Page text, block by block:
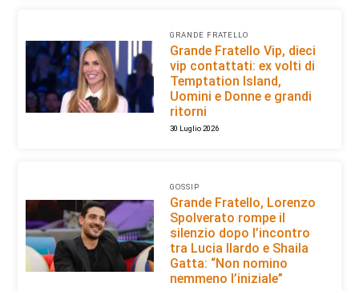
GRANDE FRATELLO
Grande Fratello Vip, dieci
vip contattati: ex volti di
Temptation Island,
Uomini e Donne e grandi
ritorni
30 Luglio 2026
GOSSIP
Grande Fratello, Lorenzo
Spolverato rompe il
silenzio dopo l’incontro
tra Lucia Ilardo e Shaila
Gatta: “Non nomino
nemmeno l’iniziale”